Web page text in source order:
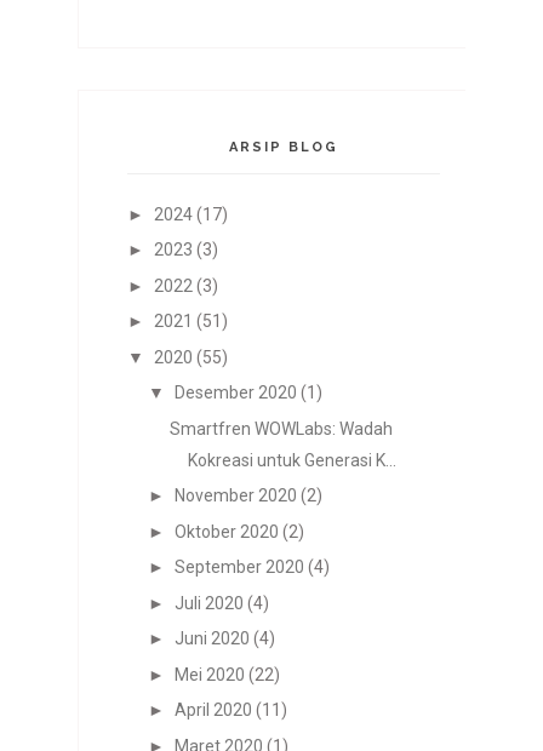
ARSIP BLOG
► 2024(17)
► 2023 (3)
► 2022 (3)
► 2021 (51)
▼
2020 (55)
▼
Desember 2020 (1)
Smartfren WOWLabs: Wadah
Kokreasi untuk Generasi K...
►
November 2020 (2)
► Oktober 2020 (2)
► September 2020 (4)
► Juli 2020 (4)
► Juni 2020 (4)
►
Mei 2020 (22)
► April 2020 (11)
►
Maret 2020 (1)